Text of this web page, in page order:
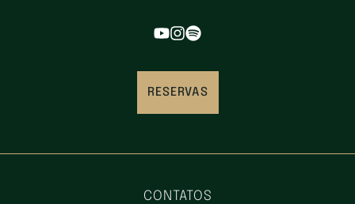
RESERVAS
CONTATOS